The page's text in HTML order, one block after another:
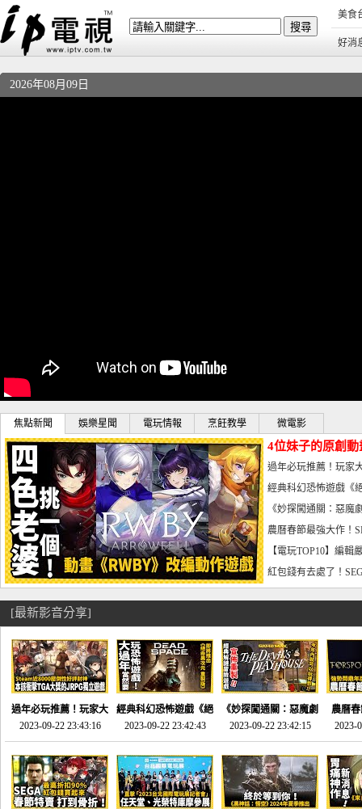
美食
好消
2026年08月09日
焦點新聞 娛樂星聞 電玩情報 烹飪教學 微電影
4位妹子的原創
曝光_電玩宅速配
過年必玩推薦！玩家
宅速配20230126
經典科幻恐怖遊戲《
懼體驗-電玩宅速配
《妙探闖通關：惡
到!!-電玩宅速配
農曆春節最強大作！
電玩宅速配20230123
【電玩TOP10】編
了，封面圖直接雷你
紅包錢有去處了！
宅速配20230119
[最新影音分享]
過年必玩推薦！玩家大
推的JRPG神作《神之
天平》介紹！-電玩宅
速配20230126
2023-09-22 23:43:16
經典科幻恐怖遊戲《絕
命異次元 重製版》重
回「石村號」的恐懼體
驗-電玩宅速配
20230125
2023-09-22 23:42:43
《妙探闖通關：惡魔劇
場》將推出「重製
版」!!!今年就能玩到!!-
電玩宅速配20230124
2023-09-22 23:42:15
農曆
SE社
動作角
電玩宅
2023-